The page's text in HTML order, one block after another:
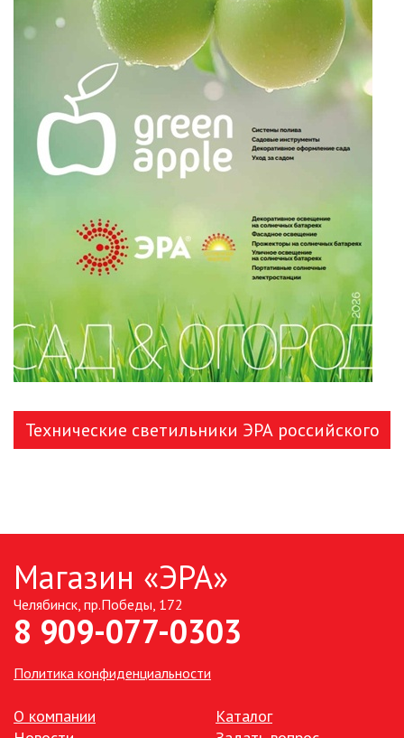
Технические светильники ЭРА российского
Магазин «ЭРА»
Челябинск, пр.Победы, 172
8 909-077-0303
Политика конфиденциальности
О компании
Каталог